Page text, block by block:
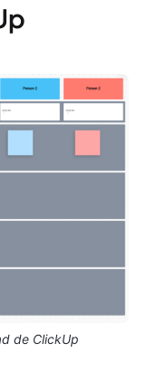
de ClickUp